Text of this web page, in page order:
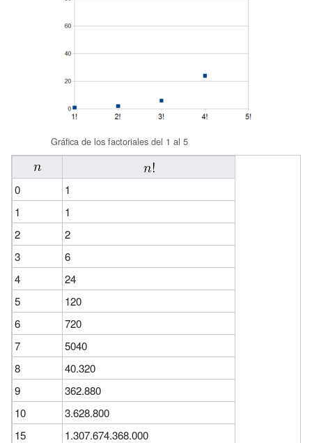
Gráfica de los factoriales del 1 al 5
0
1
1
1
2
2
3
6
4
24
5
120
6
720
7
5040
8
40.320
9
362.880
10
3.628.800
15
1.307.674.368.000